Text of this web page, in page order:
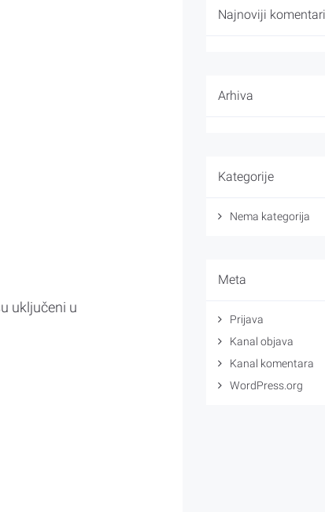
uključeni u
Najnoviji komentari
Arhiva
Kategorije
Nema kategorija
Meta
Prijava
Kanal objava
Kanal komentara
WordPress.org